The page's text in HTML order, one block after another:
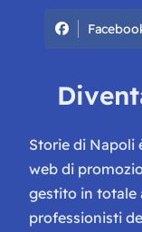
Storie di Napoli
web di
gestito in totale
professionisti